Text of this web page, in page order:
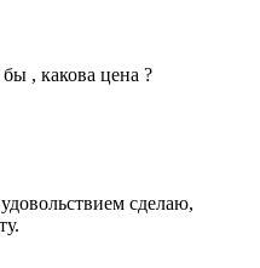
, какова цена ?
сделаю,